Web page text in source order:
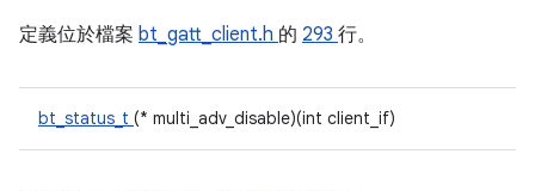
定義位於檔案 bt_gatt_client.h 的 293 行。
bt_status_t (* multi_adv_disable)(int client_if)